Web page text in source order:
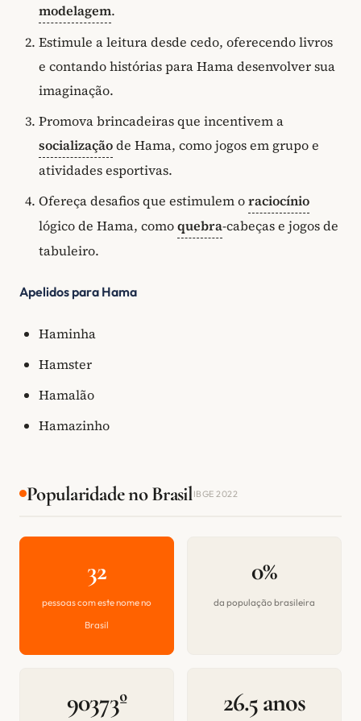
modelagem.
Estimule a leitura desde cedo, oferecendo livros
e contando histórias para Hama desenvolver sua
imaginação.
Promova brincadeiras que incentivem a
socializaçãode Hama, como jogos em grupo e
atividades esportivas.
Ofereça desafios que estimulem oraciocínio
lógico de Hama, comoquebra-cabeças e jogos de
tabuleiro.
Apelidos para Hama
Haminha
Hamster
Hamalão
Hamazinho
Popularidade no BrasilIBGE 2022
32
pessoas com este nome no
Brasil
0%
da população brasileira
90373º 26.5 anos